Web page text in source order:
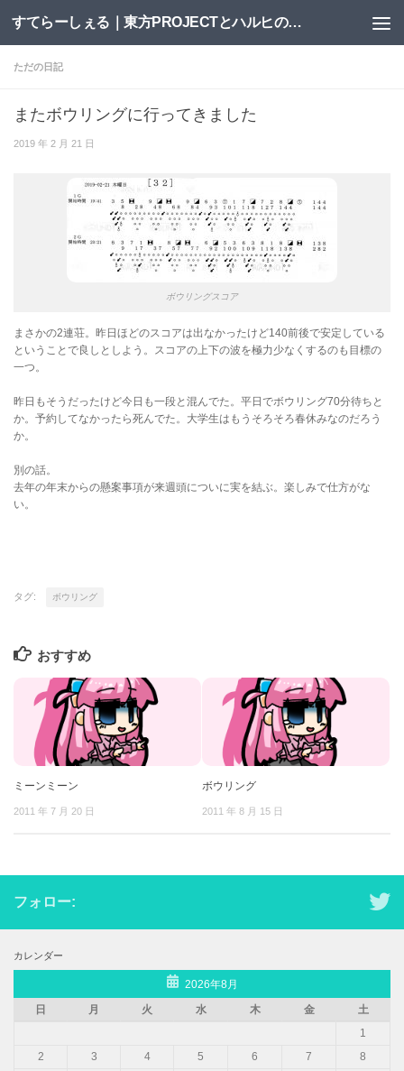
コンテンツへスキップ すてらーしぇる｜東方PROJECTとハルヒの二次創作サイト
ただの日記
またボウリングに行ってきました
2019 年 2 月 21 日
ボウリングスコア
まさかの2連荘。昨日ほどのスコアは出なかったけど140前後で安定している
ということで良しとしよう。スコアの上下の波を極力少なくするのも目標の
一つ。
昨日もそうだったけど今日も一段と混んでた。平日でボウリング70分待ちと
か。予約してなかったら死んでた。大学生はもうそろそろ春休みなのだろう
か。
別の話。
去年の年末からの懸案事項が来週頭についに実を結ぶ。楽しみで仕方がな
い。
タグ: ボウリング
おすすめ
ミーンミーン
2011 年 7 月 20 日
ボウリング
2011 年 8 月 15 日
フォロー:
カレンダー
2026年8月
日
月 火 水 木 金
土
1
2
3 4 5 6 7
8